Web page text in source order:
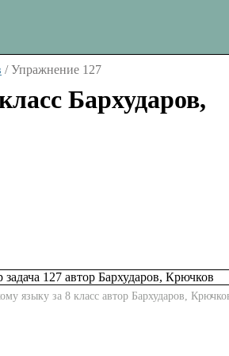
/ Упражнение 127
Бархударов,
языку за 8 класс автор Бархударов,